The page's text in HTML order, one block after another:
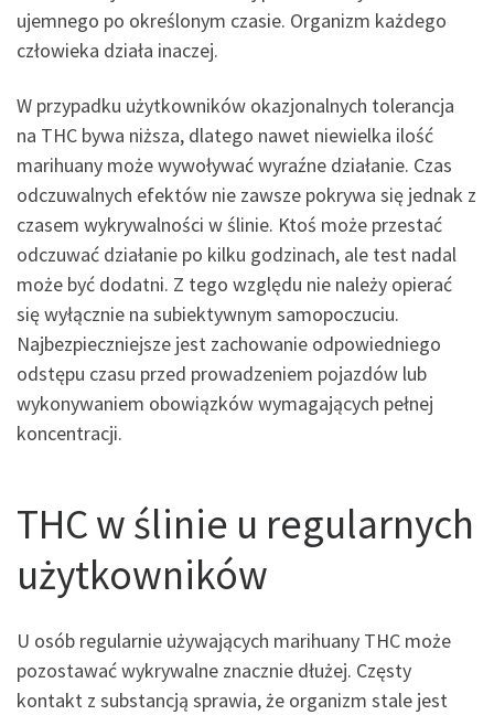
ujemnego po określonym czasie. Organizm każdego
człowieka działa inaczej.
W przypadku użytkowników okazjonalnych tolerancja
na THC bywa niższa, dlatego nawet niewielka ilość
marihuany może wywoływać wyraźne działanie. Czas
odczuwalnych efektów nie zawsze pokrywa się jednak z
czasem wykrywalności w ślinie. Ktoś może przestać
odczuwać działanie po kilku godzinach, ale test nadal
może być dodatni. Z tego względu nie należy opierać
się wyłącznie na subiektywnym samopoczuciu.
Najbezpieczniejsze jest zachowanie odpowiedniego
odstępu czasu przed prowadzeniem pojazdów lub
wykonywaniem obowiązków wymagających pełnej
koncentracji.
THC w ślinie u regularnych
użytkowników
U osób regularnie używających marihuany THC może
pozostawać wykrywalne znacznie dłużej. Częsty
kontakt z substancją sprawia, że organizm stale jest